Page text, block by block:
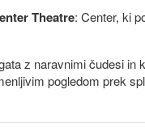
Theatre: Center, ki
z naravnimi čudesi
pogledom prek